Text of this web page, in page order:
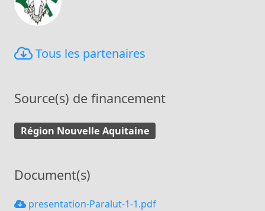
Tous les partenaires
Source(s) de financement
Région Nouvelle Aquitaine
Document(s)
presentation-Paralut-1-1.pdf